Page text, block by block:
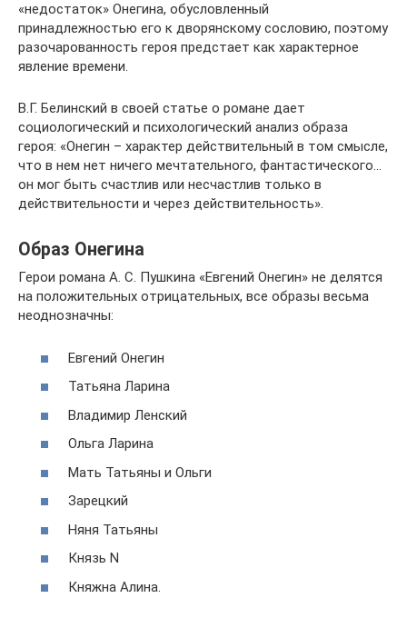
«недостаток» Онегина, обусловленный
принадлежностью его к дворянскому сословию, поэтому
разочарованность героя предстает как характерное
явление времени.
В.Г. Белинский в своей статье о романе дает
социологический и психологический анализ образа
героя: «Онегин – характер действительный в том смысле,
что в нем нет ничего мечтательного, фантастического…
он мог быть счастлив или несчастлив только в
действительности и через действительность».
Образ Онегина
Герои романа А. С. Пушкина «Евгений Онегин» не делятся
на положительных отрицательных, все образы весьма
неоднозначны:
Евгений Онегин
Татьяна Ларина
Владимир Ленский
Ольга Ларина
Мать Татьяны и Ольги
Зарецкий
Няня Татьяны
Князь N
Княжна Алина.